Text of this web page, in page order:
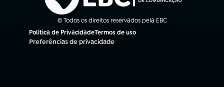
© Todos os direitos reservados pela EBC
Política de Privacidade
(abre em nova aba)
Termos de uso
(abre em nova aba)
Preferências de privacidade